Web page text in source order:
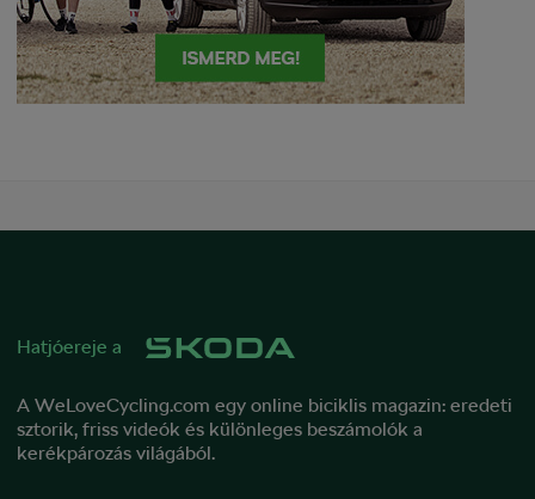
Hatjóereje a
A WeLoveCycling.com egy online biciklis magazin: eredeti
sztorik, friss videók és különleges beszámolók a
kerékpározás világából.